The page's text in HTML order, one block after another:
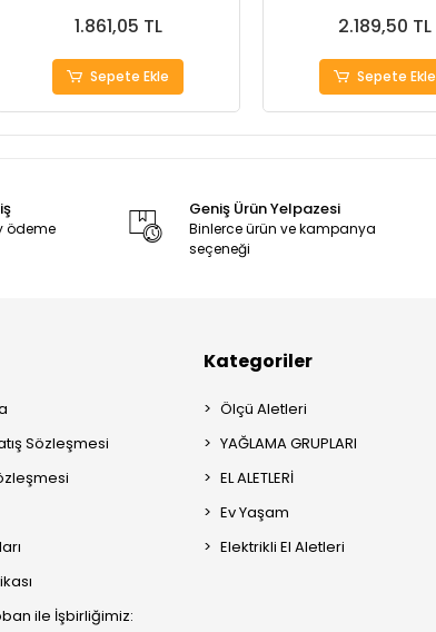
1.861,05 TL
Sepete Ekle
2.189,50 TL
Sepete Ekle
ödeme
Geniş Ürün Yelpazesi
Binlerce ürün ve kampanya
seçeneği
Sözleşmesi
ile İşbirliğimiz:
Kategoriler
Ölçü Aletleri
YAĞLAMA GRUPLARI
EL ALETLERİ
Ev Yaşam
Elektrikli El Aletleri